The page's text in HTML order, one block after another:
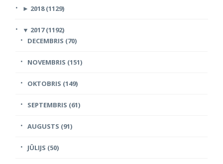
► 2018 (1129)
▼ 2017 (1192)
DECEMBRIS (70)
NOVEMBRIS (151)
OKTOBRIS (149)
SEPTEMBRIS (61)
AUGUSTS (91)
JŪLIJS (50)